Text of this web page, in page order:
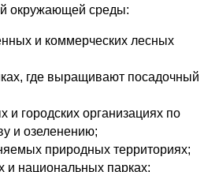
окружающей среды:
и коммерческих лесных
где выращивают посадочный
и городских организациях по
и озеленению;
природных территориях;
и национальных парках;
поступления